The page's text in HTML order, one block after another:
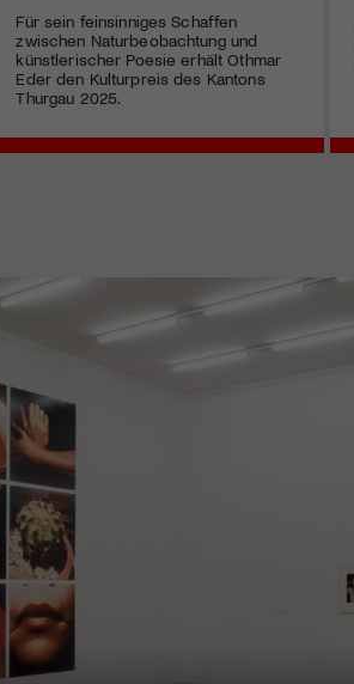
Für sein feinsinniges Schaffen
zwischen Naturbeobachtung und
künstlerischer Poesie erhält Othmar
Eder den Kulturpreis des Kantons
Thurgau 2025.